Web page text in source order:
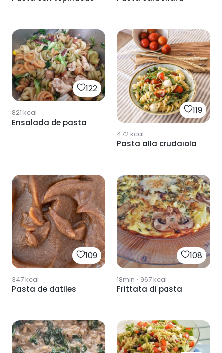
122
821 kcal
Ensalada de pasta
119
472kcal
Pasta alla crudaiola
109
347kcal
Pasta de datiles
108
18min · 967kcal
Frittata di pasta